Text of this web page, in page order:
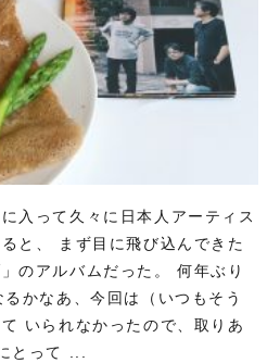
入って久々に日本人アーティス
と、 まず目に飛び込んできた
のアルバムだった。 何年ぶり
かなあ、今回は（いつもそう
いられなかったので、取りあ
とって ...